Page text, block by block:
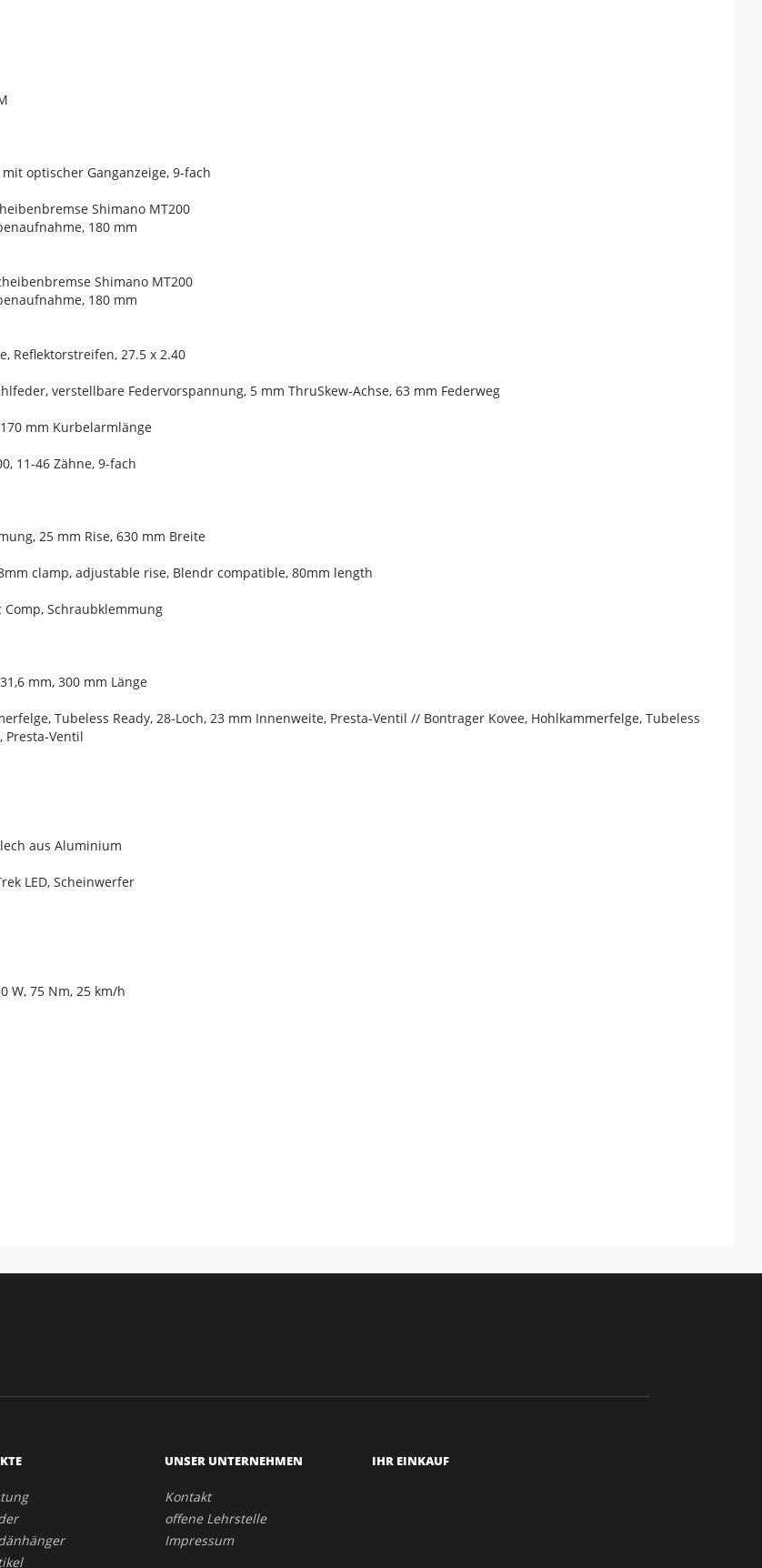
optischer Ganganzeige, 9-fach
Shimano MT200
180 mm
Shimano MT200
180 mm
Reflektorstreifen, 27.5 x 2.40
verstellbare Federvorspannung, 5 mm ThruSkew-Achse, 63 mm Federweg
mm Kurbelarmlänge
11-46 Zähne, 9-fach
25 mm Rise, 630 mm Breite
clamp, adjustable rise, Blendr compatible, 80mm length
Schraubklemmung
mm, 300 mm Länge
Tubeless Ready, 28-Loch, 23 mm Innenweite, Presta-Ventil // Bontrager Kovee, Hohlkammerfelge, Tubeless
Presta-Ventil
aus Aluminium
LED, Scheinwerfer
W, 75 Nm, 25 km/h
UNSER UNTERNEHMEN
Kontakt
offene Lehrstelle
Impressum
IHR EINKAUF